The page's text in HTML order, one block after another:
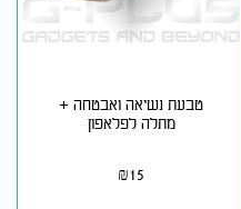
טבעת נשיאה ואבטחה +
מתלה לפלאפון
₪15